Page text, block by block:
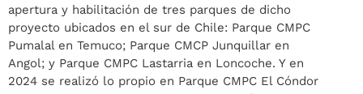
apertura y habilitación de tres parques de dicho
proyecto ubicados en el sur de Chile: Parque CMPC
Pumalal en Temuco; Parque CMCP Junquillar en
Angol; y Parque CMPC Lastarria en Loncoche. Y en
2024 se realizó lo propio en Parque CMPC El Cóndor